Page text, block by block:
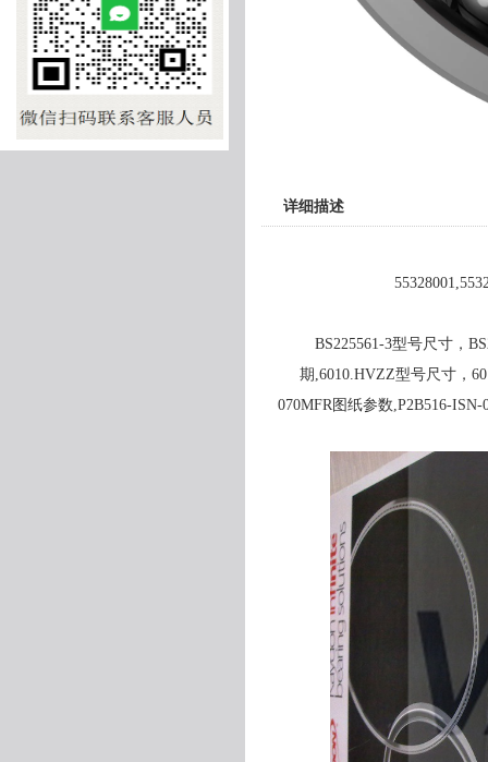
详细描述
BS225561-3型号尺寸，
期,6010.HVZZ型号尺寸，
070MFR图纸参数,P2B516-